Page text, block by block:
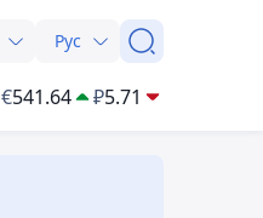
Рус
€541.64 ₽5.71